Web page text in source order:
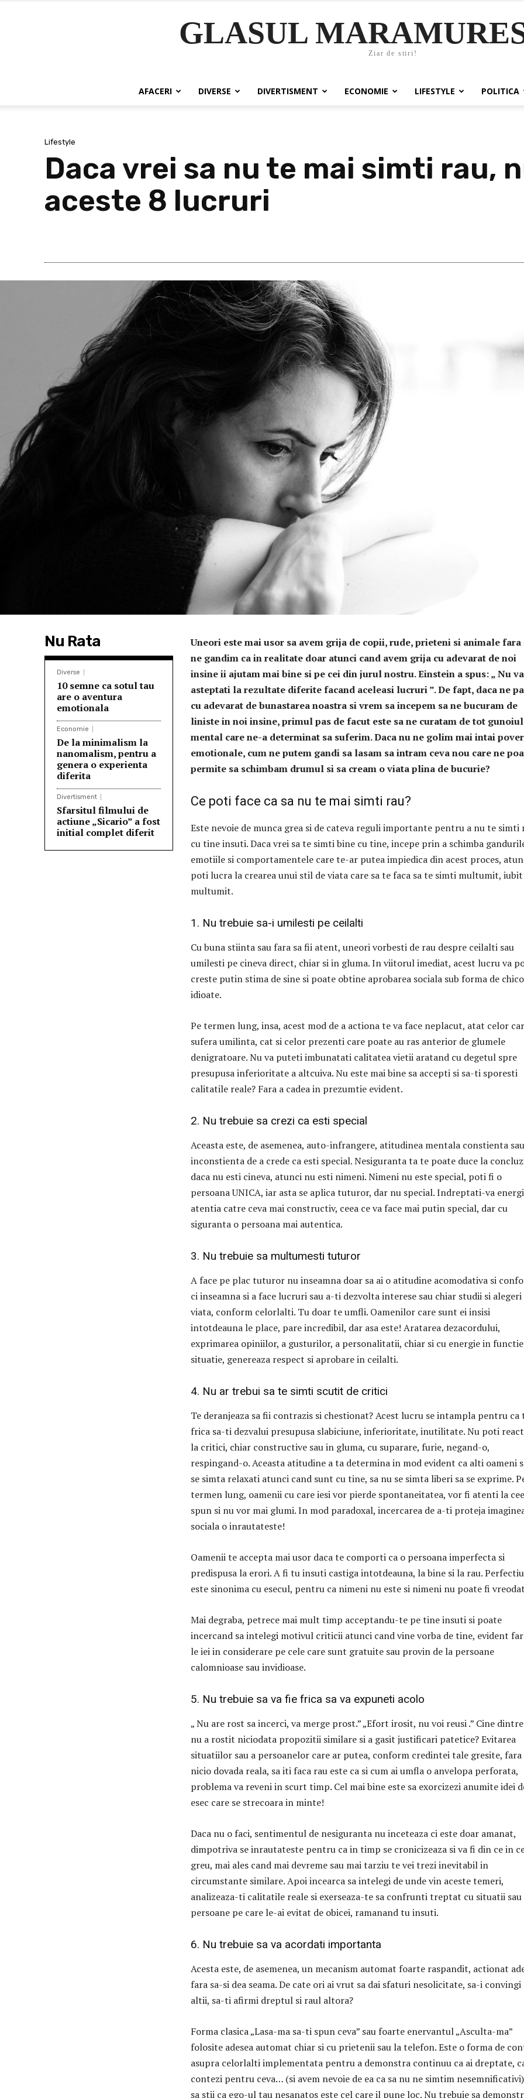
GLASUL
Ziar de stiri!
AFACERI DIVERSE DIVERTISMENT ECONOMIE LIFESTYLE POLITICA
Lifestyle
Daca vrei sa nu te mai simti rau,
aceste 8 lucruri
Nu Rata
Diverse
10 semne ca sotul tau
are o aventura
emotionala
Economie
De la minimalism la
nanomalism, pentru a
genera o experienta
diferita
Divertisment
Sfarsitul filmului de
actiune „Sicario” a fost
initial complet diferit
Uneori este mai usor sa avem grija de copii, rude, prieteni si animale fara
ne gandim ca in realitate doar atunci cand avem grija cu adevarat de noi
insine ii ajutam mai bine si pe cei din jurul nostru. Einstein a spus: „ Nu va
asteptati la rezultate diferite facand aceleasi lucruri ”. De fapt, daca ne
cu adevarat de bunastarea noastra si vrem sa incepem sa ne bucuram de
liniste in noi insine, primul pas de facut este sa ne curatam de tot gunoiul
mental care ne-a determinat sa suferim. Daca nu ne golim mai intai
emotionale, cum ne putem gandi sa lasam sa intram ceva nou care ne
permite sa schimbam drumul si sa cream o viata plina de bucurie?
Ce poti face ca sa nu te mai simti rau?
Este nevoie de munca grea si de cateva reguli importante pentru a nu te simti
cu tine insuti. Daca vrei sa te simti bine cu tine, incepe prin a schimba
emotiile si comportamentele care te-ar putea impiedica din acest proces,
poti lucra la crearea unui stil de viata care sa te faca sa te simti multumit,
multumit.
1. Nu trebuie sa-i umilesti pe ceilalti
Cu buna stiinta sau fara sa fii atent, uneori vorbesti de rau despre ceilalti sau
umilesti pe cineva direct, chiar si in gluma. In viitorul imediat, acest lucru va
creste putin stima de sine si poate obtine aprobarea sociala sub forma de
idioate.
Pe termen lung, insa, acest mod de a actiona te va face neplacut, atat celor
sufera umilinta, cat si celor prezenti care poate au ras anterior de glumele
denigratoare. Nu va puteti imbunatati calitatea vietii aratand cu degetul spre
presupusa inferioritate a altcuiva. Nu este mai bine sa accepti si sa-ti sporesti
calitatile reale? Fara a cadea in prezumtie evident.
2. Nu trebuie sa crezi ca esti special
Aceasta este, de asemenea, auto-infrangere, atitudinea mentala constienta sau
inconstienta de a crede ca esti special. Nesiguranta ta te poate duce la
daca nu esti cineva, atunci nu esti nimeni. Nimeni nu este special, poti fi o
persoana UNICA, iar asta se aplica tuturor, dar nu special. Indreptati-va
atentia catre ceva mai constructiv, ceea ce va face mai putin special, dar cu
siguranta o persoana mai autentica.
3. Nu trebuie sa multumesti tuturor
A face pe plac tuturor nu inseamna doar sa ai o atitudine acomodativa si
ci inseamna si a face lucruri sau a-ti dezvolta interese sau chiar studii si alegeri
viata, conform celorlalti. Tu doar te umfli. Oamenilor care sunt ei insisi
intotdeauna le place, pare incredibil, dar asa este! Aratarea dezacordului,
exprimarea opiniilor, a gusturilor, a personalitatii, chiar si cu energie in
situatie, genereaza respect si aprobare in ceilalti.
4. Nu ar trebui sa te simti scutit de critici
Te deranjeaza sa fii contrazis si chestionat? Acest lucru se intampla pentru ca
frica sa-ti dezvalui presupusa slabiciune, inferioritate, inutilitate. Nu poti
la critici, chiar constructive sau in gluma, cu suparare, furie, negand-o,
respingand-o. Aceasta atitudine a ta determina in mod evident ca alti oameni
se simta relaxati atunci cand sunt cu tine, sa nu se simta liberi sa se exprime.
termen lung, oamenii cu care iesi vor pierde spontaneitatea, vor fi atenti la
spun si nu vor mai glumi. In mod paradoxal, incercarea de a-ti proteja
sociala o inrautateste!
Oamenii te accepta mai usor daca te comporti ca o persoana imperfecta si
predispusa la erori. A fi tu insuti castiga intotdeauna, la bine si la rau.
este sinonima cu esecul, pentru ca nimeni nu este si nimeni nu poate fi
Mai degraba, petrece mai mult timp acceptandu-te pe tine insuti si poate
incercand sa intelegi motivul criticii atunci cand vine vorba de tine, evident
le iei in considerare pe cele care sunt gratuite sau provin de la persoane
calomnioase sau invidioase.
5. Nu trebuie sa va fie frica sa va expuneti acolo
„ Nu are rost sa incerci, va merge prost.” „Efort irosit, nu voi reusi .” Cine
nu a rostit niciodata propozitii similare si a gasit justificari patetice? Evitarea
situatiilor sau a persoanelor care ar putea, conform credintei tale gresite, fara
nicio dovada reala, sa iti faca rau este ca si cum ai umfla o anvelopa perforata,
problema va reveni in scurt timp. Cel mai bine este sa exorcizezi anumite idei
esec care se strecoara in minte!
Daca nu o faci, sentimentul de nesiguranta nu inceteaza ci este doar amanat,
dimpotriva se inrautateste pentru ca in timp se cronicizeaza si va fi din ce in
greu, mai ales cand mai devreme sau mai tarziu te vei trezi inevitabil in
circumstante similare. Apoi incearca sa intelegi de unde vin aceste temeri,
analizeaza-ti calitatile reale si exerseaza-te sa confrunti treptat cu situatii sau
persoane pe care le-ai evitat de obicei, ramanand tu insuti.
6. Nu trebuie sa va acordati importanta
Acesta este, de asemenea, un mecanism automat foarte raspandit, actionat
fara sa-si dea seama. De cate ori ai vrut sa dai sfaturi nesolicitate, sa-i convingi
altii, sa-ti afirmi dreptul si raul altora?
Forma clasica „Lasa-ma sa-ti spun ceva” sau foarte enervantul „Asculta-ma”
folosite adesea automat chiar si cu prietenii sau la telefon. Este o forma de
asupra celorlalti implementata pentru a demonstra continuu ca ai dreptate,
contezi pentru ceva… (si avem nevoie de ea ca sa nu ne simtim
sa stii ca ego-ul tau nesanatos este cel care il pune loc. Nu trebuie sa